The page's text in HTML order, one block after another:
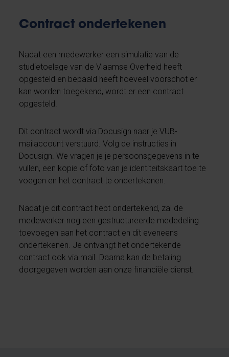
Contract ondertekenen
Nadat een medewerker een simulatie van de
studietoelage van de Vlaamse Overheid heeft
opgesteld en bepaald heeft hoeveel voorschot er
kan worden toegekend, wordt er een contract
opgesteld.
Dit contract wordt via Docusign naar je VUB-
mailaccount verstuurd. Volg de instructies in
Docusign. We vragen je je persoonsgegevens in te
vullen, een kopie of foto van je identiteitskaart toe te
voegen en het contract te ondertekenen.
Nadat je dit contract hebt ondertekend, zal de
medewerker nog een gestructureerde mededeling
toevoegen aan het contract en dit eveneens
ondertekenen. Je ontvangt het ondertekende
contract ook via mail. Daarna kan de betaling
doorgegeven worden aan onze financiële dienst.